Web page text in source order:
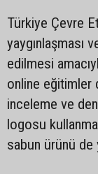
Türkiye Çevre
yaygınlaşması
edilmesi
online eğitimler
inceleme ve
logosu
sabun ürünü de